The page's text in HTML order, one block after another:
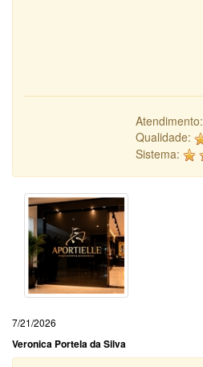
Atendimento:
Qualidade:
Sistema:
7/21/2026
Veronica Portela da Silva